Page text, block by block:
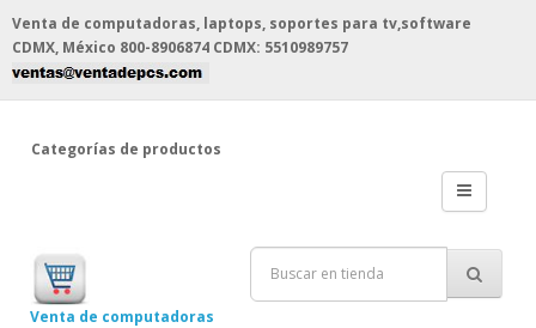
Venta de computadoras, laptops, soportes para tv,software
CDMX, México 800-8906874 CDMX: 5510989757
Categorías de productos
Venta de computadoras